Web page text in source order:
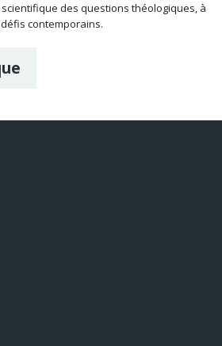
des questions théologiques, à
contemporains.